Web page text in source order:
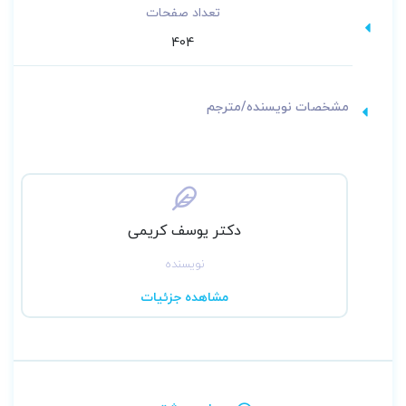
تعداد صفحات
404
مشخصات نویسنده/مترجم
دکتر یوسف کریمی
نویسنده
مشاهده جزئیات